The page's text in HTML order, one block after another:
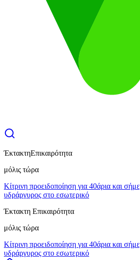
ΈκτακτηΕπικαιρότητα
μόλις τώρα
Κίτρινη προειδοποίηση για 40άρια και
υδράργυρος στο εσωτερικό
Έκτακτη Επικαιρότητα
μόλις τώρα
Κίτρινη προειδοποίηση για 40άρια και
υδράργυρος στο εσωτερικό